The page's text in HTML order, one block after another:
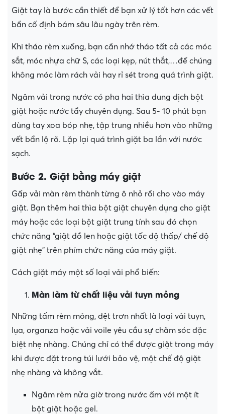
Giặt tay là bước cần thiết để bạn xử lý tốt hơn các vết
bẩn cố định bám sâu lâu ngày trên rèm.
Khi tháo rèm xuống, bạn cần nhớ tháo tất cả các móc
sắt, móc nhựa chữ S, các loại kẹp, nút thắt,…để chúng
không móc làm rách vải hay rỉ sét trong quá trình giặt.
Ngâm vải trong nước có pha hai thìa dung dịch bột
giặt hoặc nước tẩy chuyên dụng. Sau 5- 10 phút bạn
dùng tay xoa bóp nhẹ, tập trung nhiều hơn vào những
vết bẩn lộ rõ. Lặp lại quá trình giặt ba lần với nước
sạch.
Bước 2. Giặt bằng máy giặt
Gấp vải màn rèm thành từng ô nhỏ rồi cho vào máy
giặt. Bạn thêm hai thìa bột giặt chuyên dụng cho giặt
máy hoặc các loại bột giặt trung tính sau đó chọn
chức năng “giặt đồ len hoặc giặt tốc độ thấp/ chế độ
giặt nhẹ” trên phím chức năng của máy giặt.
Cách giặt máy một số loại vải phổ biến:
Màn làm từ chất liệu vải tuyn mỏng
Những tấm rèm mỏng, dệt trơn nhất là loại vải tuyn,
lụa, organza hoặc vải voile yêu cầu sự chăm sóc đặc
biệt nhẹ nhàng. Chúng chỉ có thể được giặt trong máy
khi được đặt trong túi lưới bảo vệ, một chế độ giặt
nhẹ nhàng và không vắt.
Ngâm rèm nửa giờ trong nước ấm với một ít
bột giặt hoặc gel.